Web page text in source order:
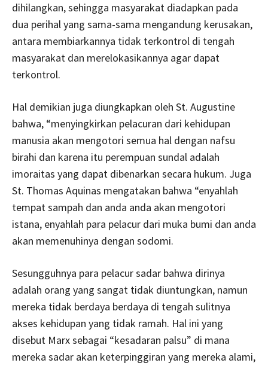
dihilangkan, sehingga masyarakat diadapkan pada
dua perihal yang sama-sama mengandung kerusakan,
antara membiarkannya tidak terkontrol di tengah
masyarakat dan merelokasikannya agar dapat
terkontrol.
Hal demikian juga diungkapkan oleh St. Augustine
bahwa, “menyingkirkan pelacuran dari kehidupan
manusia akan mengotori semua hal dengan nafsu
birahi dan karena itu perempuan sundal adalah
imoraitas yang dapat dibenarkan secara hukum. Juga
St. Thomas Aquinas mengatakan bahwa “enyahlah
tempat sampah dan anda anda akan mengotori
istana, enyahlah para pelacur dari muka bumi dan anda
akan memenuhinya dengan sodomi.
Sesungguhnya para pelacur sadar bahwa dirinya
adalah orang yang sangat tidak diuntungkan, namun
mereka tidak berdaya berdaya di tengah sulitnya
akses kehidupan yang tidak ramah. Hal ini yang
disebut Marx sebagai “kesadaran palsu” di mana
mereka sadar akan keterpinggiran yang mereka alami,